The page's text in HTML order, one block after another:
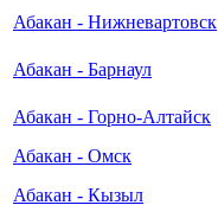
Абакан - Нижневартовск
Абакан - Барнаул
Абакан - Горно-Алтайск
Абакан - Омск
Абакан - Кызыл